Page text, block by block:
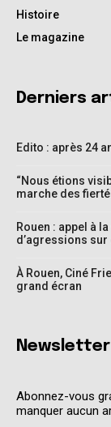
Histoire
Le magazine
Derniers
Edito : après 24
“Nous étions
marche des
Rouen : appel à
d’agressions
À Rouen, Ciné
grand écran
Newsletter
Abonnez-vous
manquer aucun